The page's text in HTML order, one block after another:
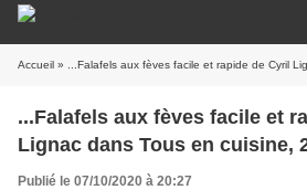
Accueil » ...Falafels aux fèves facile et rapide de Cyril Lignac
...Falafels aux fèves facile et
Lignac dans Tous en cuisine,
Publié le 07/10/2020 à 20:27